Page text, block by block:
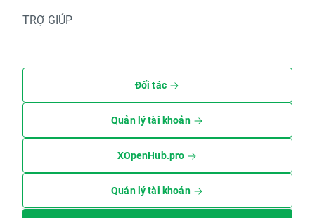
TRỢ GIÚP
Đối tác
Quản lý tài khoản
XOpenHub.pro
Quản lý tài khoản